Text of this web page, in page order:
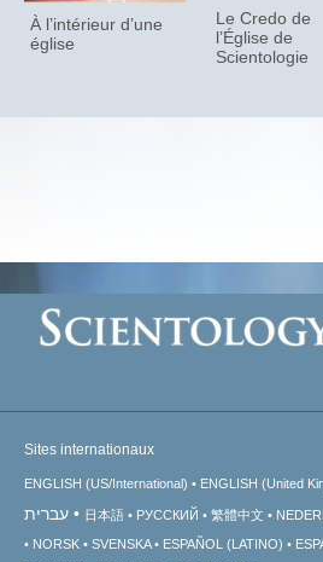
À l’intérieur d’une
église
Le Credo de
l’Église de
Scientologie
Sites internationaux
ENGLISH (US/International) ENGLISH (United
עברית 日本語 РУССКИЙ 繁體中文
NORSK
SVENSKA ESPAÑOL (LATINO)